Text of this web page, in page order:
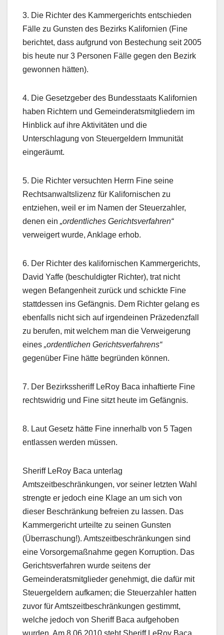
3. Die Richter des Kammergerichts entschieden
Fälle zu Gunsten des Bezirks Kalifornien (Fine
berichtet, dass aufgrund von Bestechung seit 2005
bis heute nur 3 Personen Fälle gegen den Bezirk
gewonnen hätten).
4. Die Gesetzgeber des Bundesstaats Kalifornien
haben Richtern und Gemeinderatsmitgliedern im
Hinblick auf ihre Aktivitäten und die
Unterschlagung von Steuergeldern Immunität
eingeräumt.
5. Die Richter versuchten Herrn Fine seine
Rechtsanwaltslizenz für Kalifornischen zu
entziehen, weil er im Namen der Steuerzahler,
denen ein „ordentliches Gerichtsverfahren“
verweigert wurde, Anklage erhob.
6. Der Richter des kalifornischen Kammergerichts,
David Yaffe (beschuldigter Richter), trat nicht
wegen Befangenheit zurück und schickte Fine
stattdessen ins Gefängnis. Dem Richter gelang es
ebenfalls nicht sich auf irgendeinen Präzedenzfall
zu berufen, mit welchem man die Verweigerung
eines „ordentlichen Gerichtsverfahrens“
gegenüber Fine hätte begründen können.
7. Der Bezirkssheriff LeRoy Baca inhaftierte Fine
rechtswidrig und Fine sitzt heute im Gefängnis.
8. Laut Gesetz hätte Fine innerhalb von 5 Tagen
entlassen werden müssen.
Sheriff LeRoy Baca unterlag
Amtszeitbeschränkungen, vor seiner letzten Wahl
strengte er jedoch eine Klage an um sich von
dieser Beschränkung befreien zu lassen. Das
Kammergericht urteilte zu seinen Gunsten
(Überraschung!). Amtszeitbeschränkungen sind
eine Vorsorgemaßnahme gegen Korruption. Das
Gerichtsverfahren wurde seitens der
Gemeinderatsmitglieder genehmigt, die dafür mit
Steuergeldern aufkamen; die Steuerzahler hatten
zuvor für Amtszeitbeschränkungen gestimmt,
welche jedoch von Sheriff Baca aufgehoben